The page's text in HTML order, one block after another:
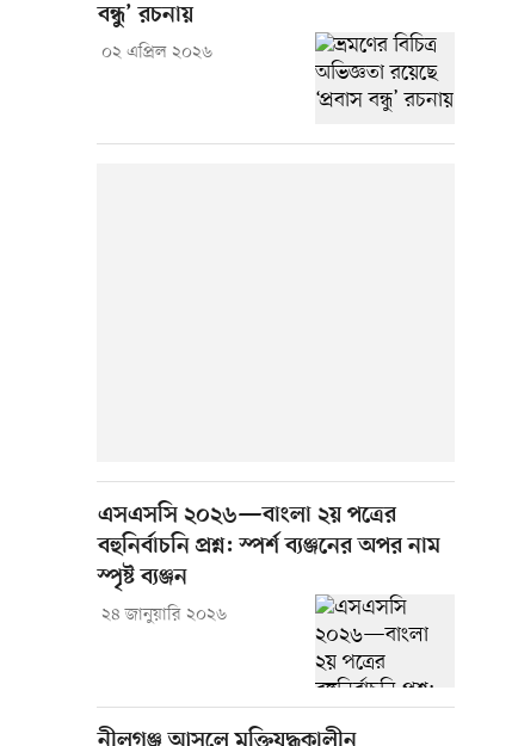
বন্ধু’ রচনায়
০২ এপ্রিল ২০২৬
এসএসসি ২০২৬—বাংলা ২য় পত্রের
বহুনির্বাচনি প্রশ্ন: স্পর্শ ব্যঞ্জনের অপর নাম
স্পৃষ্ট ব্যঞ্জন
২৪ জানুয়ারি ২০২৬